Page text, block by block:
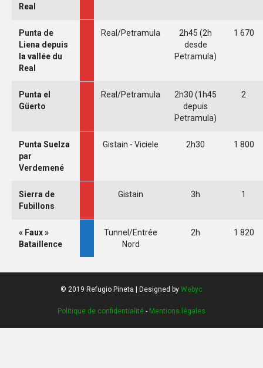
Real
Punta de
Liena depuis
la vallée du
Real
Real/Petramula
2h45 (2h
desde
Petramula)
1 670
Punta el
Güerto
Real/Petramula
2h30 (1h45
depuis
Petramula)
2
Punta Suelza
par
Verdemené
Gistain - Viciele 2h30 1 800
Sierra de
Fubillons
Gistain 3h 1
« Faux »
Bataillence
Tunnel/Entrée
Nord
2h 1 820
Pineta
© 2019 Refugio Pineta | Designed by Webyc
Politique de confidentialité - Mentions légales